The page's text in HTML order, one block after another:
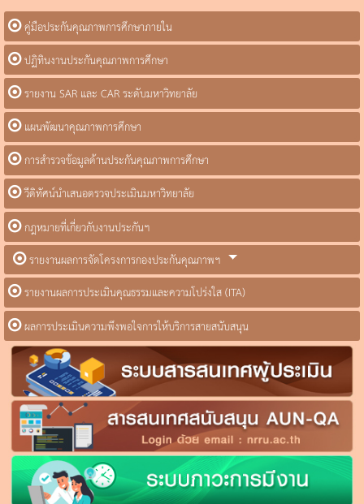
คู่มือประกันคุณภาพการศึกษาภายใน
ปฏิทินงานประกันคุณภาพการศึกษา
รายงาน SAR และ CAR ระดับมหาวิทยาลัย
แผนพัฒนาคุณภาพการศึกษา
การสำรวจข้อมูลด้านประกันคุณภาพการศึกษา
วีดิทัศน์นำเสนอตรวจประเมินมหาวิทยาลัย
กฎหมายที่เกี่ยวกับงานประกันฯ
รายงานผลการจัดโครงการกองประกันคุณภาพฯ
รายงานผลการประเมินคุณธรรมและความโปร่งใส (ITA)
ผลการประเมินความพึงพอใจการให้บริการสายสนับสนุน